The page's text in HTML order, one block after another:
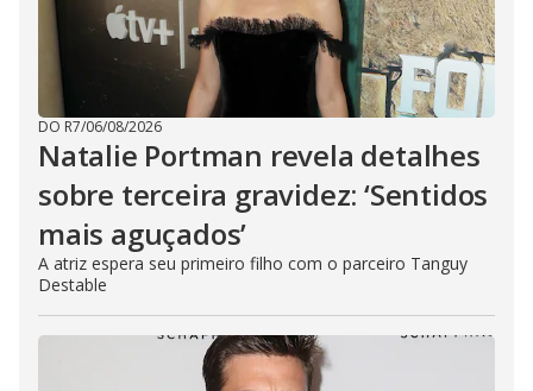
DO R7/06/08/2026
Natalie Portman revela detalhes
sobre terceira gravidez: ‘Sentidos
mais aguçados’
A atriz espera seu primeiro filho com o parceiro Tanguy
Destable